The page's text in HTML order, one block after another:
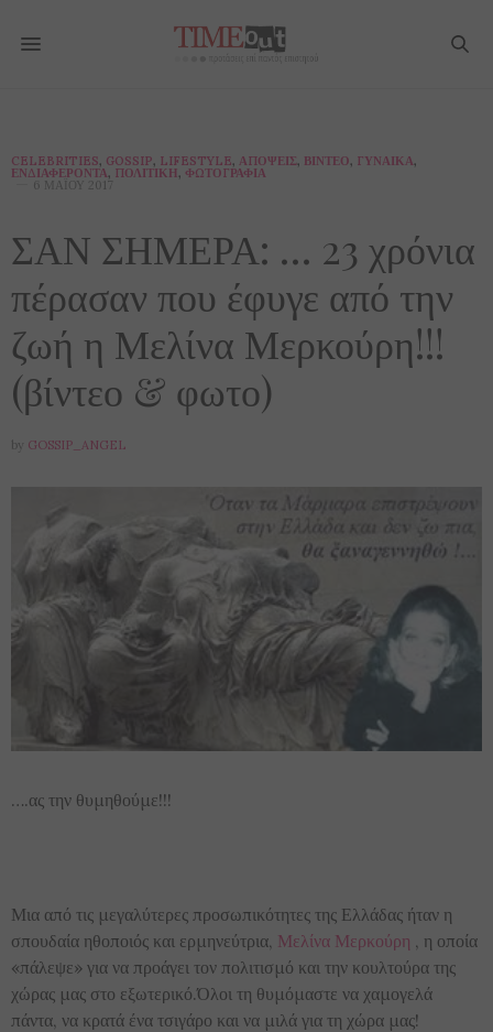
CELEBRITIES, GOSSIP, LIFESTYLE, ΑΠΌΨΕΙΣ, ΒΊΝΤΕΟ, ΓΥΝΑΊΚΑ,
ΕΝΔΙΑΦΈΡΟΝΤΑ, ΠΟΛΙΤΙΚΉ, ΦΩΤΟΓΡΑΦΊΑ
6 ΜΑΪ́ΟΥ 2017
ΣΑΝ ΣΗΜΕΡΑ: … 23 χρόνια
πέρασαν που έφυγε από την
ζωή η Μελίνα Μερκούρη!!!
(βίντεο & φωτο)
by GOSSIP_ANGEL
….ας την θυμηθούμε!!!
Μια από τις μεγαλύτερες προσωπικότητες της Ελλάδας ήταν η
σπουδαία ηθοποιός και ερμηνεύτρια, Μελίνα Μερκούρη , η οποία
«πάλεψε» για να προάγει τον πολιτισμό και την κουλτούρα της
χώρας μας στο εξωτερικό.Όλοι τη θυμόμαστε να χαμογελά
πάντα, να κρατά ένα τσιγάρο και να μιλά για τη χώρα μας!